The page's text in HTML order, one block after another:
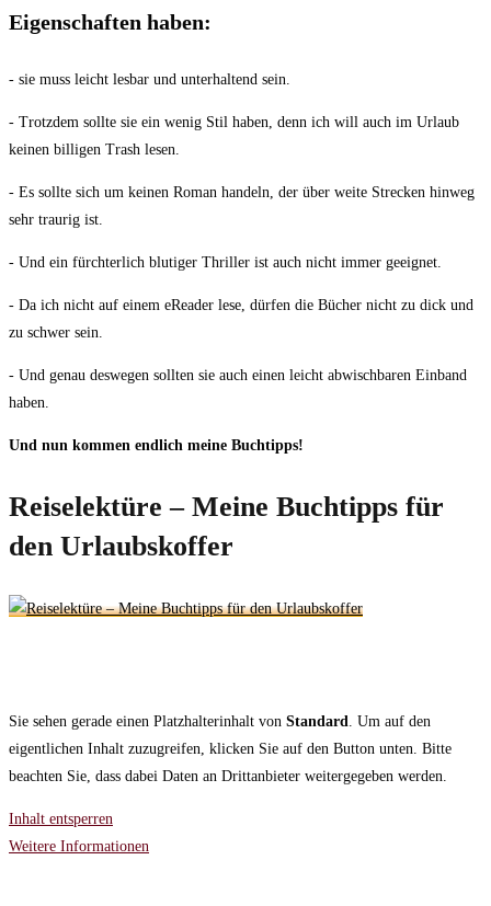
Eigenschaften haben:
- sie muss leicht lesbar und unterhaltend sein.
- Trotzdem sollte sie ein wenig Stil haben, denn ich will auch im Urlaub
keinen billigen Trash lesen.
- Es sollte sich um keinen Roman handeln, der über weite Strecken hinweg
sehr traurig ist.
- Und ein fürchterlich blutiger Thriller ist auch nicht immer geeignet.
- Da ich nicht auf einem eReader lese, dürfen die Bücher nicht zu dick und
zu schwer sein.
- Und genau deswegen sollten sie auch einen leicht abwischbaren Einband
haben.
Und nun kommen endlich meine Buchtipps!
Reiselektüre – Meine Buchtipps für
den Urlaubskoffer
Sie sehen gerade einen Platzhalterinhalt von Standard. Um auf den
eigentlichen Inhalt zuzugreifen, klicken Sie auf den Button unten. Bitte
beachten Sie, dass dabei Daten an Drittanbieter weitergegeben werden.
Inhalt entsperren
Weitere Informationen